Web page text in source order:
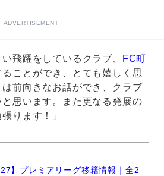
ADVERTISEMENT
飛躍をしているクラブ、
FC町
ることができ、とても嬉しく思
前向きなお話ができ、クラブ
思います。また更なる発展の
ります！」
27】プレミアリーグ移籍情報｜全2